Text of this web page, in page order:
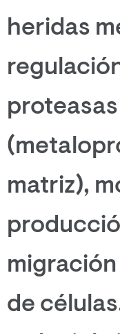
heridas
proteasas
matriz),
de